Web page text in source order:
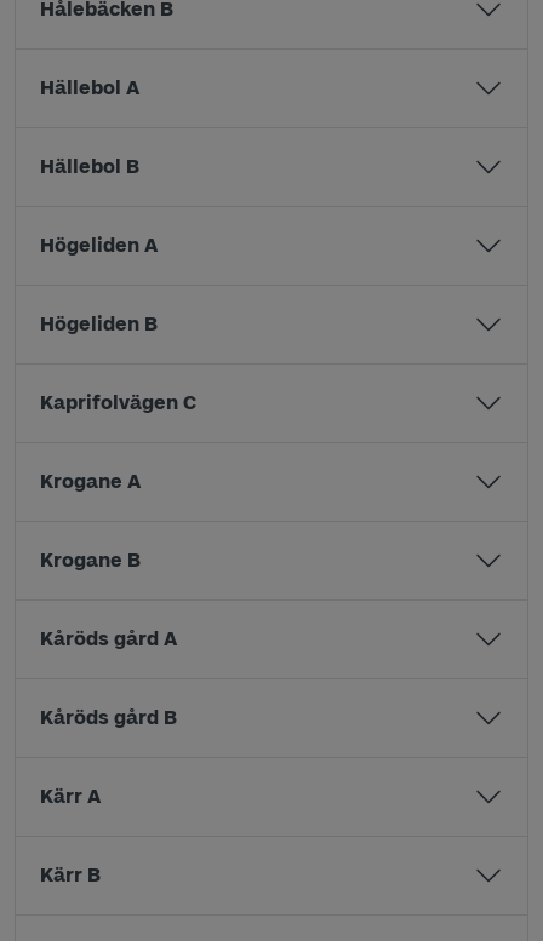
Hålebäcken B
Hällebol A
Hällebol B
Högeliden A
Högeliden B
Kaprifolvägen C
Krogane A
Krogane B
Kåröds gård A
Kåröds gård B
Kärr A
Kärr B